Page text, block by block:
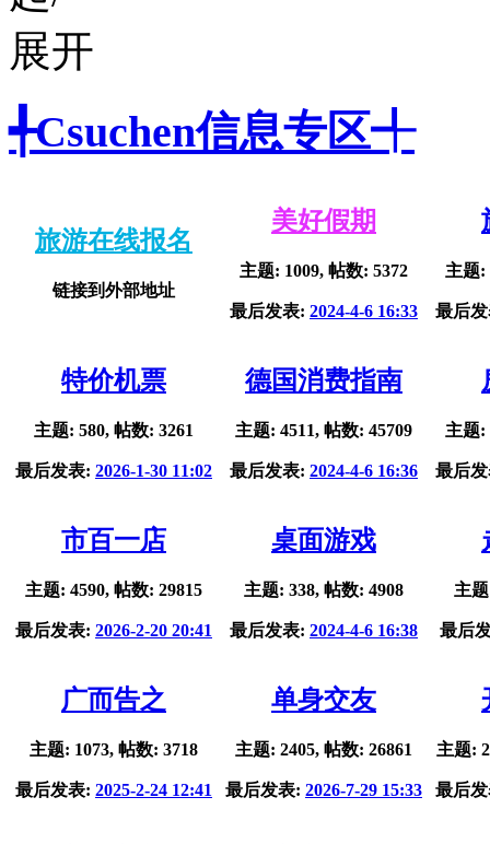
╃Csuchen信息专区╃
旅游在线报名
链接到外部地址
美好假期
主题: 1009, 帖数: 5372
最后发表: 2024-4-6 16:33
主题:
最后
特价机票
主题: 580, 帖数: 3261
最后发表: 2026-1-30 11:02
德国消费指南
主题: 4511, 帖数: 45709
最后发表: 2024-4-6 16:36
主题:
最后
市百一店
主题: 4590, 帖数: 29815
最后发表: 2026-2-20 20:41
桌面游戏
主题: 338, 帖数: 4908
最后发表: 2024-4-6 16:38
主
最后
广而告之
主题: 1073, 帖数: 3718
最后发表: 2025-2-24 12:41
单身交友
主题: 2405, 帖数: 26861
最后发表: 2026-7-29 15:33
主题:
最后